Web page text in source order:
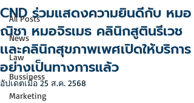
All Posts
News
Law
Bussiness
Marketing
CND ร่วมแสดงความยินดีกับ หมอ
ณิชา หมอจิรเมธ คลินิกสูตินรีเวช
เเละคลินิกสุขภาพเพศเปิดให้บริการ
อย่างเป็นทางการแล้ว
อัปเดตเมื่อ25 ส.ค. 2568